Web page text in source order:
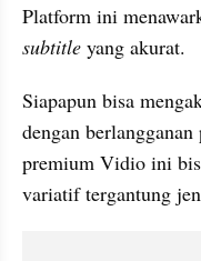
subtitle yang akurat.
Siapapun bisa
dengan
premium Vidio ini
variatif tergantung